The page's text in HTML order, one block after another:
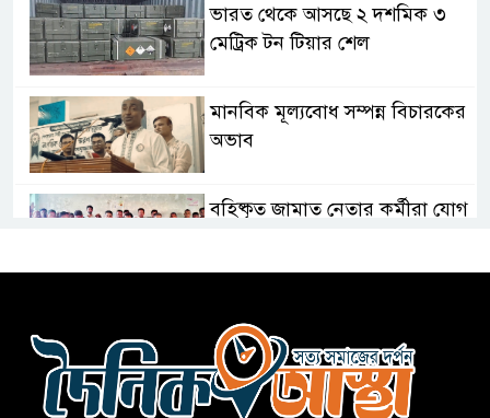
ভারত থেকে আসছে ২ দশমিক ৩
মেট্রিক টন টিয়ার শেল
মানবিক মূল্যবোধ সম্পন্ন বিচারকের
অভাব
বহিষ্কৃত জামাত নেতার কর্মীরা যোগ
বোমা হামলার আশঙ্কায় সারাদেশে